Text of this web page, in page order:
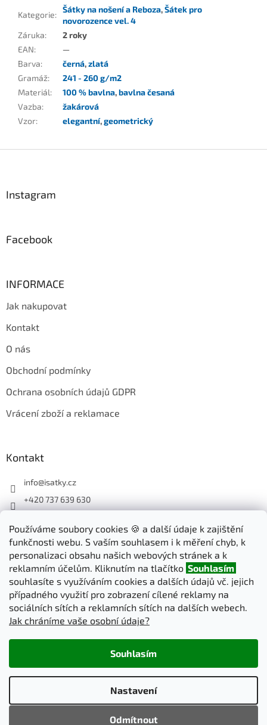
Používáme soubory cookies 🍪 a další údaje k zajištění
funkčnosti webu. S vaším souhlasem i k měření chyb, k
personalizaci obsahu našich webových stránek a k
reklamním účelům. Kliknutím na tlačítko Souhlasím
souhlasíte s využíváním cookies a dalších údajů vč. jejich
případného využití pro zobrazení cílené reklamy na
sociálních sítích a reklamních sítích na dalších webech.
Jak chráníme vaše osobní údaje?
Nastavení
Odmítnout
Souhlasím
Kategorie:
Šátky na nošení a Reboza,Šátek pro
novorozence vel. 4
Záruka:
2 roky
EAN:
—
Barva: černá,zlatá
Gramáž:
241 - 260 g/m2
Materiál: 100 % bavlna,bavlna česaná
Vazba:
žakárová
Vzor: elegantní,geometrický
Instagram
Facebook
INFORMACE
Jak nakupovat
Kontakt
O nás
Obchodní podmínky
Ochrana osobních údajů GDPR
Vrácení zboží a reklamace
Kontakt
info@isatky.cz
+420 737 639 630
isatky_cz
Odebírat newsletter
PŘIHLÁSIT
nastavení cookies